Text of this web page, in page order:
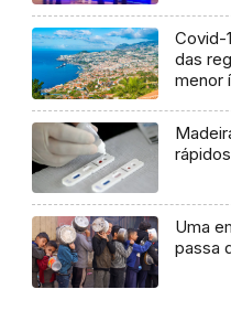
Covid-
das
menor
Uma
passa